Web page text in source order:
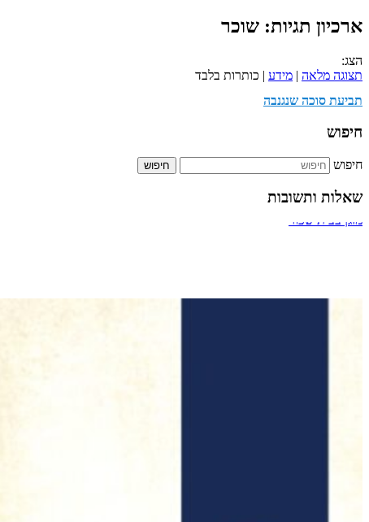
ארכיון תגיות: שוכר
הצג:
תצוגה מלאה | מידע | כותרות בלבד
תביעת סוכה שנגנבה
חיפוש
חיפוש
שאלות ותשובות